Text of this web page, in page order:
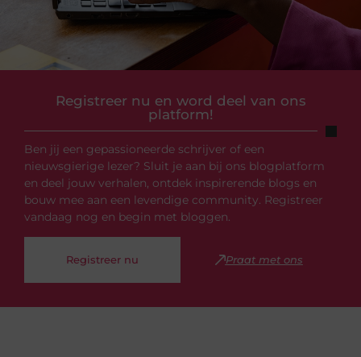
Registreer nu en word deel van ons
platform!
Ben jij een gepassioneerde schrijver of een
nieuwsgierige lezer? Sluit je aan bij ons blogplatform
en deel jouw verhalen, ontdek inspirerende blogs en
bouw mee aan een levendige community. Registreer
vandaag nog en begin met bloggen.
Registreer nu Praat met ons